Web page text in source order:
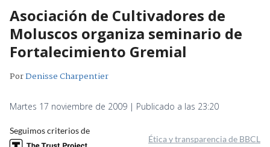
Asociación de Cultivadores de
Moluscos organiza seminario de
Fortalecimiento Gremial
PorDenisse Charpentier
Martes 17 noviembre de 2009 | Publicado a las 23:20
Seguimos criterios de
Ética y transparencia de BBCL